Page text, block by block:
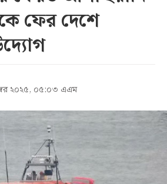
ফের দেশে
২০২৫, ০৫:০৩ এএম